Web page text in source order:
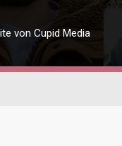
von Cupid Media